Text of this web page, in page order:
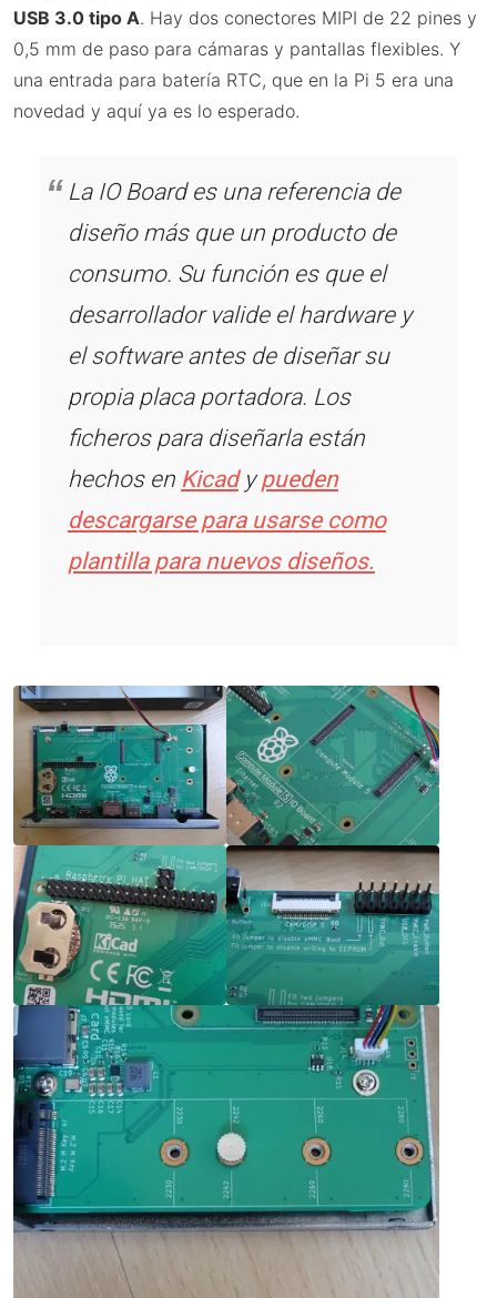
USB 3.0 tipo A. Hay dos conectores MIPI de 22 pines y
0,5 mm de paso para cámaras y pantallas flexibles. Y
una entrada para batería RTC, que en la Pi 5 era una
novedad y aquí ya es lo esperado.
La IO Board es una referencia de
diseño más que un producto de
consumo. Su función es que el
desarrollador valide el hardware y
el software antes de diseñar su
propia placa portadora. Los
ficheros para diseñarla están
hechos en Kicadypueden
descargarse para usarse como
plantilla para nuevos diseños.